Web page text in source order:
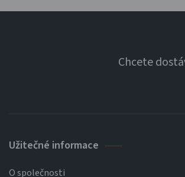
Chcete
Užitečné informace
O společnosti